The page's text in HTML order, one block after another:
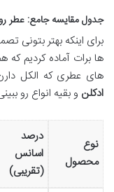
جدول مقایسه جامع: عطر
برای اینکه بهتر بتونی
ها برات آماده کردیم که
های عطری که الکل
ادکلن و بقیه انواع رو
نوع
محصول
درصد
اسانس
(تقریبی)